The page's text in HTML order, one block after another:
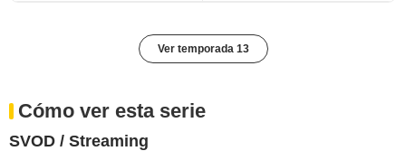
Ver temporada 13
Cómo ver esta serie
SVOD / Streaming